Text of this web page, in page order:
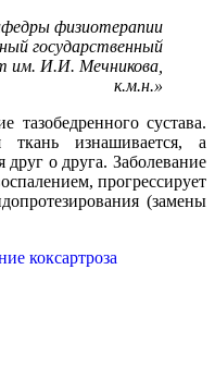
физиотерапии
государственный
им. И.И. Мечникова,
к.м.н.»
тазобедренного сустава.
изнашивается, а
друг о друга. Заболевание
прогрессирует
(замены